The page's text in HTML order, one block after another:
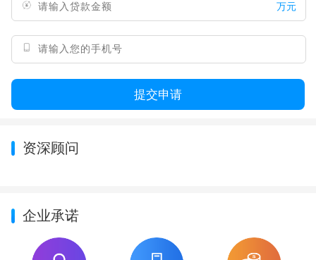
万元
提交申请
资深顾问
企业承诺